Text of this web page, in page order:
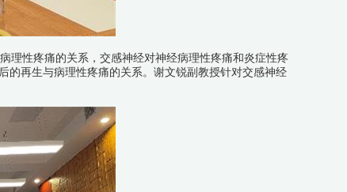
性疼痛的关系，交感神经对神经病理性疼痛和炎症性疼
的再生与病理性疼痛的关系。谢文锐副教授针对交感神经